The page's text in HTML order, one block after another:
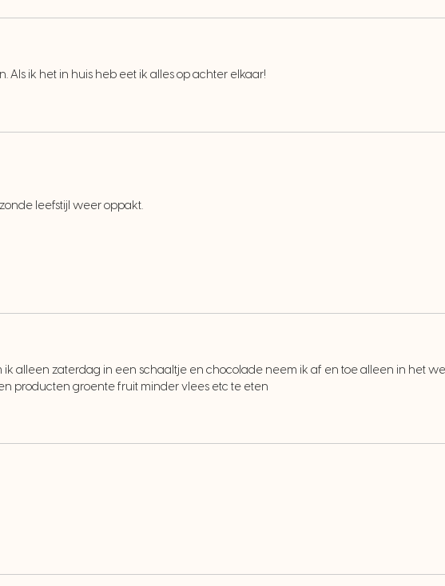
Als ik het in huis heb eet ik alles op achter elkaar!
leefstijl weer oppakt.
alleen zaterdag in een schaaltje en chocolade neem ik af en toe alleen in het
producten groente fruit minder vlees etc te eten